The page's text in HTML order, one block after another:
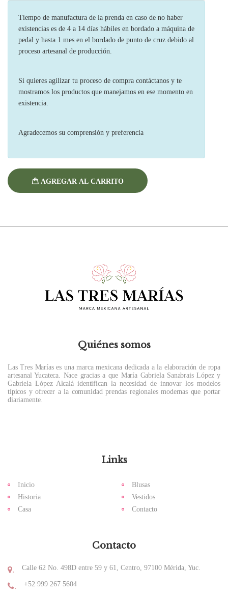
Tiempo de manufactura de la prenda en caso de no haber
existencias es de 4 a 14 días hábiles en bordado a máquina de
pedal y hasta 1 mes en el bordado de punto de cruz debido al
proceso artesanal de producción.
Si quieres agilizar tu proceso de compra contáctanos y te
mostramos los productos que manejamos en ese momento en
existencia.
Agradecemos su comprensión y preferencia
AGREGAR AL CARRITO
Quiénes somos
Las Tres Marías es una marca mexicana dedicada a la elaboración de ropa
artesanal Yucateca. Nace gracias a que María Gabriela Sanabrais López y
Gabriela López Alcalá identifican la necesidad de innovar los modelos
típicos y ofrecer a la comunidad prendas regionales modernas que portar
diariamente.
Links
Inicio
Historia
Casa
Blusas
Vestidos
Contacto
Contacto
. Calle 62 No. 498D entre 59 y 61, Centro, 97100 Mérida, Yuc.
. +52 999 267 5604